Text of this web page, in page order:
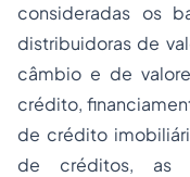
consideradas os
distribuidoras de
câmbio e de
crédito,
de crédito
de créditos, as